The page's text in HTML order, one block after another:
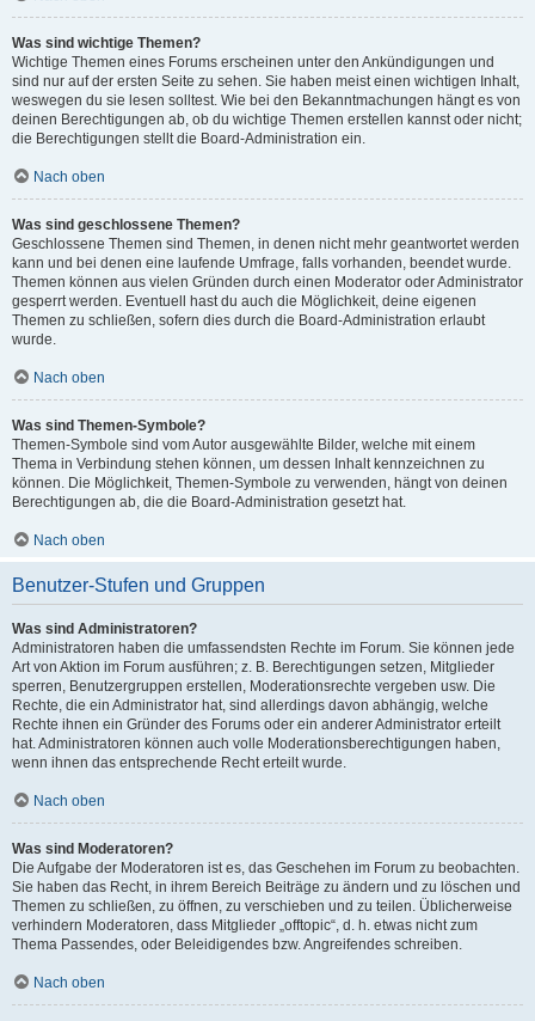
Was sind wichtige Themen?
Wichtige Themen eines Forums erscheinen unter den Ankündigungen und
sind nur auf der ersten Seite zu sehen. Sie haben meist einen wichtigen Inhalt,
weswegen du sie lesen solltest. Wie bei den Bekanntmachungen hängt es von
deinen Berechtigungen ab, ob du wichtige Themen erstellen kannst oder nicht;
die Berechtigungen stellt die Board-Administration ein.
Nach oben
Was sind geschlossene Themen?
Geschlossene Themen sind Themen, in denen nicht mehr geantwortet werden
kann und bei denen eine laufende Umfrage, falls vorhanden, beendet wurde.
Themen können aus vielen Gründen durch einen Moderator oder Administrator
gesperrt werden. Eventuell hast du auch die Möglichkeit, deine eigenen
Themen zu schließen, sofern dies durch die Board-Administration erlaubt
wurde.
Nach oben
Was sind Themen-Symbole?
Themen-Symbole sind vom Autor ausgewählte Bilder, welche mit einem
Thema in Verbindung stehen können, um dessen Inhalt kennzeichnen zu
können. Die Möglichkeit, Themen-Symbole zu verwenden, hängt von deinen
Berechtigungen ab, die die Board-Administration gesetzt hat.
Nach oben
Benutzer-Stufen und Gruppen
Was sind Administratoren?
Administratoren haben die umfassendsten Rechte im Forum. Sie können jede
Art von Aktion im Forum ausführen; z. B. Berechtigungen setzen, Mitglieder
sperren, Benutzergruppen erstellen, Moderationsrechte vergeben usw. Die
Rechte, die ein Administrator hat, sind allerdings davon abhängig, welche
Rechte ihnen ein Gründer des Forums oder ein anderer Administrator erteilt
hat. Administratoren können auch volle Moderationsberechtigungen haben,
wenn ihnen das entsprechende Recht erteilt wurde.
Nach oben
Was sind Moderatoren?
Die Aufgabe der Moderatoren ist es, das Geschehen im Forum zu beobachten.
Sie haben das Recht, in ihrem Bereich Beiträge zu ändern und zu löschen und
Themen zu schließen, zu öffnen, zu verschieben und zu teilen. Üblicherweise
verhindern Moderatoren, dass Mitglieder „offtopic“, d. h. etwas nicht zum
Thema Passendes, oder Beleidigendes bzw. Angreifendes schreiben.
Nach oben